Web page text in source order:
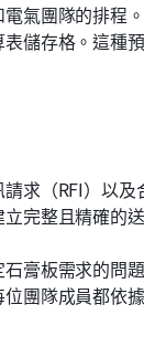
氣團隊的排程
儲存格。這種
求（RFI）以
完整且精確的
膏板需求的問
團隊成員都依